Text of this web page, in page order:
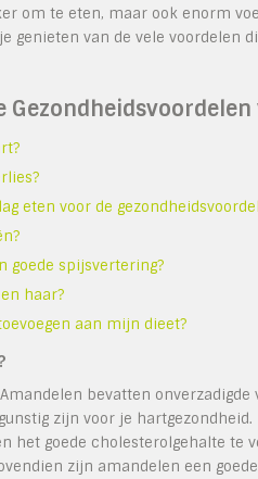
om te eten, maar ook enorm
genieten van de vele voordelen
eten voor de
goede spijsvertering?
haar?
aan mijn dieet?
bevatten onverzadigde
zijn voor je
het goede cholesterolgehalte te
zijn amandelen een